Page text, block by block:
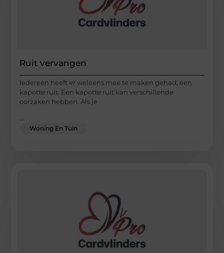
Ruit vervangen
Iedereen heeft er weleens mee te maken gehad, een
kapotte ruit. Een kapotte ruit kan verschillende
oorzaken hebben. Als je
...
Woning En Tuin